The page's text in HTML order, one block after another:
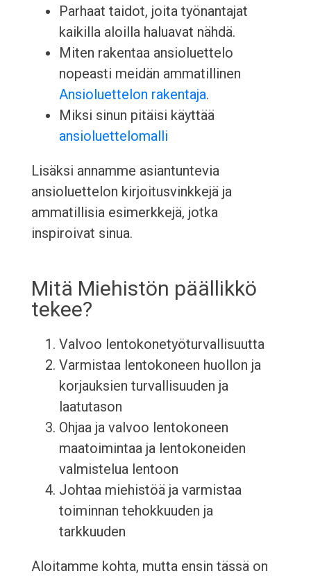
Parhaat taidot, joita työnantajat
kaikilla aloilla haluavat nähdä.
Miten rakentaa ansioluettelo
nopeasti meidän ammatillinen
Ansioluettelon rakentaja.
Miksi sinun pitäisi käyttää
ansioluettelomalli
Lisäksi annamme asiantuntevia
ansioluettelon kirjoitusvinkkejä ja
ammatillisia esimerkkejä, jotka
inspiroivat sinua.
Mitä Miehistön päällikkö
tekee?
Valvoo lentokonetyöturvallisuutta
Varmistaa lentokoneen huollon ja
korjauksien turvallisuuden ja
laatutason
Ohjaa ja valvoo lentokoneen
maatoimintaa ja lentokoneiden
valmistelua lentoon
Johtaa miehistöä ja varmistaa
toiminnan tehokkuuden ja
tarkkuuden
Aloitamme kohta, mutta ensin tässä on